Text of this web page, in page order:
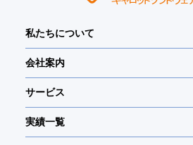
私たちについて
会社案内
サービス
実績一覧